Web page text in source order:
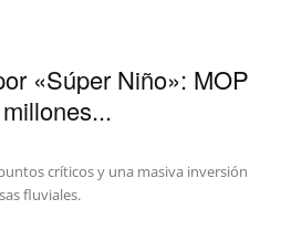
«Súper Niño»: MOP
críticos y una masiva inversión
fluviales.